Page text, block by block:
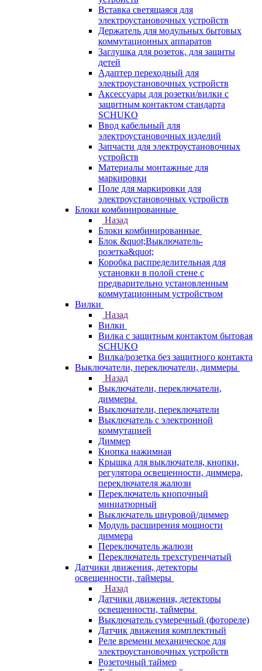
Вставка светящаяся для
электроустановочных устройств
Держатель для модульных бытовых
коммутационных аппаратов
Заглушка для розеток, для защиты
детей
Адаптер переходный для
электроустановочных устройств
Аксессуары для розетки/вилки с
защитным контактом стандарта
SCHUKO
Ввод кабельный для
электроустановочных изделий
Запчасти для электроустановочных
устройств
Материалы монтажные для
маркировки
Поле для маркировки для
электроустановочных устройств
Блоки комбинированные
Назад
Блоки комбинированные
Блок &quot;Выключатель-
розетка&quot;
Коробка распределительная для
установки в полой стене с
предварительно установленным
коммутационным устройством
Вилки
Назад
Вилки
Вилка с защитным контактом бытовая
SCHUKO
Вилка/розетка без защитного контакта
Выключатели, переключатели, диммеры
Назад
Выключатели, переключатели,
диммеры
Выключатели, переключатели
Выключатель с электронной
коммутацией
Диммер
Кнопка нажимная
Крышка для выключателя, кнопки,
регулятора освещенности, диммера,
переключателя жалюзи
Переключатель кнопочный
миниатюрный
Выключатель шнуровой/диммер
Модуль расширения мощности
диммера
Переключатель жалюзи
Переключатель трехступенчатый
Датчики движения, детекторы
освещенности, таймеры
Назад
Датчики движения, детекторы
освещенности, таймеры
Выключатель сумеречный (фотореле)
Датчик движения комплектный
Реле времени механическое для
электроустановочных устройств
Розеточный таймер